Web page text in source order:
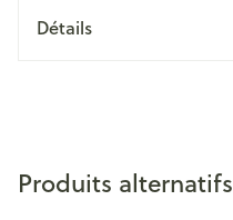
Détails
Produits alternatifs